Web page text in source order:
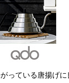
っている唐揚げ